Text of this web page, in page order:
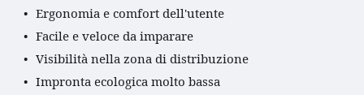
Ergonomia e comfort dell'utente
Facile e veloce da imparare
Visibilità nella zona di distribuzione
Impronta ecologica molto bassa